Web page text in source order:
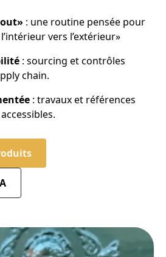
: une routine pensée pour
vers l’extérieur»
: sourcing et contrôles
chain.
: travaux et références